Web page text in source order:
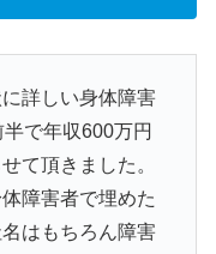
詳しい身体障害
で年収600万円
て頂きました。
障害者で埋めた
はもちろん障害